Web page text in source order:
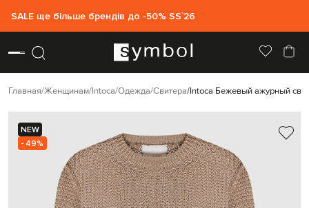
SALE ще більше брендів до -50% SS`26
Главная Женщинам Intoca Одежда Свитера Intoca Бежевый ажурный
NEW
- 49%